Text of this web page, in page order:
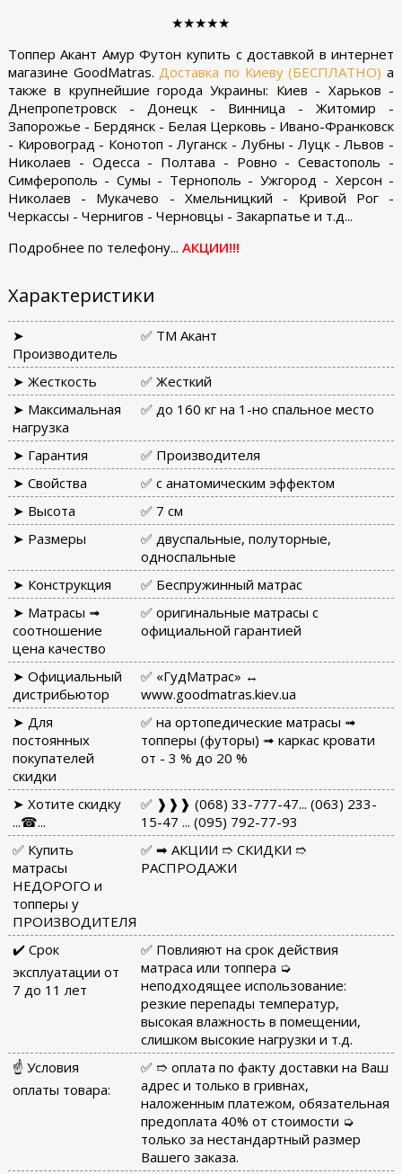
★★★★★
Топпер Акант Амур Футон купить с доставкой в интернет
магазине GoodMatras. Доставка по Киеву (БЕСПЛАТНО) а
также в крупнейшие города Украины: Киев - Харьков -
Днепропетровск - Донецк - Винница - Житомир -
Запорожье - Бердянск - Белая Церковь - Ивано-Франковск
- Кировоград - Конотоп - Луганск - Лубны - Луцк - Львов -
Николаев - Одесса - Полтава - Ровно - Севастополь -
Симферополь - Сумы - Тернополь - Ужгород - Херсон -
Николаев - Мукачево - Хмельницкий - Кривой Рог -
Черкассы - Чернигов - Черновцы - Закарпатье и т.д...
Подробнее по телефону... АКЦИИ!!!
Характеристики
➤
Производитель
✅ ТМ Акант
➤ Жесткость
✅ Жесткий
➤ Максимальная
нагрузка
✅ до 160 кг на 1-но спальное место
➤ Гарантия
✅ Производителя
➤ Свойства
✅ с анатомическим эффектом
➤ Высота
✅ 7 см
➤ Размеры
✅ двуспальные, полуторные,
односпальные
➤ Конструкция
✅ Беспружинный матрас
➤ Матрасы ➟
соотношение
цена качество
✅ оригинальные матрасы с
официальной гарантией
➤ Официальный
дистрибьютор
✅ «ГудМатрас» ↔
www.goodmatras.kiev.ua
➤ Для
постоянных
покупателей
скидки
✅ на ортопедические матрасы ➟
топперы (футоры) ➟ каркас кровати
от - 3 % до 20 %
➤ Хотите скидку
...☎...
✅ ❱❱❱ (068) 33-777-47... (063) 233-
15-47 ... (095) 792-77-93
✅ Купить
матрасы
НЕДОРОГО и
топперы у
ПРОИЗВОДИТЕЛЯ
✅ ➡ АКЦИИ ➱ СКИДКИ ➱
РАСПРОДАЖИ
✔️ Срок
эксплуатации от
7 до 11 лет
✅ Повлияют на срок действия
матраса или топпера ➭
неподходящее использование:
резкие перепады температур,
высокая влажность в помещении,
слишком высокие нагрузки и т.д.
☝ Условия
оплаты товара:
✅ ➱ оплата по факту доставки на Ваш
адрес и только в гривнах,
наложенным платежом, обязательная
предоплата 40% от стоимости ➭
только за нестандартный размер
Вашего заказа.